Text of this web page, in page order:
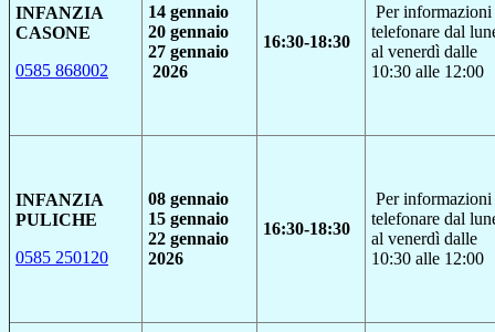
INFANZIA
CASONE
0585 868002
14 gennaio
20 gennaio
27 gennaio
2026
16:30-18:30
Per informazioni
telefonare dal
al venerdì dalle
10:30 alle 12:00
INFANZIA
PULICHE
0585 250120
08 gennaio
15 gennaio
22 gennaio
2026
16:30-18:30
Per informazioni
telefonare dal
al venerdì dalle
10:30 alle 12:00